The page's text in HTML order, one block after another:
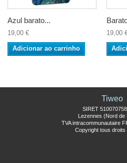
Azul barato...
19,00 €
Adicionar ao carrinho
19,00
Tiweo
SIRET
Lezennes (Nord de
TVA intracommunautaire
Copyright tous